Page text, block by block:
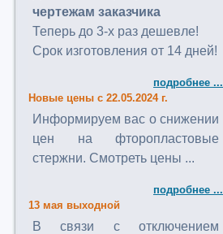
чертежам заказчика
Теперь до 3-х раз дешевле!
Срок изготовления от 14 дней!
подробнее ...
Новые цены с 22.05.2024 г.
Информируем вас о снижении
цен на фторопластовые
стержни. Смотреть цены ...
подробнее ...
13 мая выходной
В связи с отключением